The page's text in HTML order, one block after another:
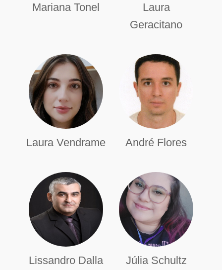
Mariana Tonel
Laura
Geracitano
Laura Vendrame André Flores
Lissandro Dalla Júlia Schultz